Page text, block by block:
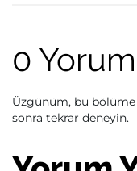
0 Yorum
Üzgünüm, bu bölüme
sonra tekrar deneyin.